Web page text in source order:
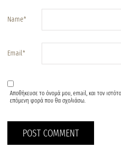
Name*
Email*
Αποθήκευσε το όνομά μου, email, και τον
επόμενη φορά που θα σχολιάσω.